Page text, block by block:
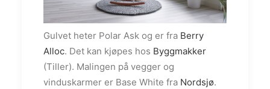
Gulvet heter Polar Ask og er fra Berry
Alloc. Det kan kjøpes hos Byggmakker
(Tiller). Malingen på vegger og
vinduskarmer er Base White fra Nordsjø.